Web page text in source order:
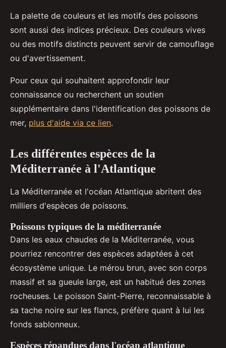
La palette de couleurs et les motifs des poissons
sont aussi des indices précieux. Des couleurs vives
ou des motifs distincts peuvent servir de camouflage
ou d'avertissement.
Pour ceux qui souhaitent approfondir leur
connaissance ou recherchent un soutien
supplémentaire dans l'identification des poissons de
mer, plus d'aide via ce lien.
Les différentes espèces de la
Méditerranée à l'Atlantique
La Méditerranée et l'océan Atlantique abritent des
milliers d'espèces de poissons.
Poissons typiques de la méditerranée
Dans les eaux chaudes de la Méditerranée, vous
pourriez rencontrer des espèces adaptées à cet
écosystème unique. Le mérou brun, avec son corps
massif et sa gueule large, est un habitué des zones
rocheuses. Le poisson Saint-Pierre, reconnaissable à
sa tache noire sur les flancs, préfère quant à lui les
fonds sablonneux.
Espèces répandues dans l'océan atlantique